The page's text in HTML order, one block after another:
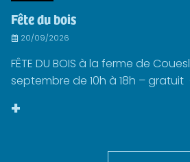
Fête du bois
20/09/2026
FÊTE DU BOIS à la ferme de
septembre de 10h à 18h – gratuit
+